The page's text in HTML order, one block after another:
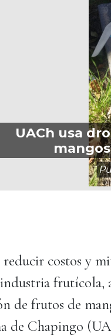
UACh usa
costos y
frutícola,
de frutos de
de Chapingo